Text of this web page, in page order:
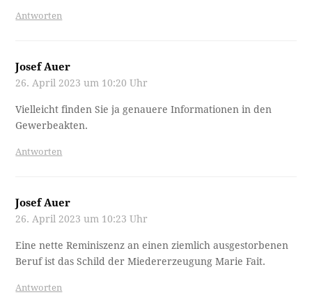
Antworten
Josef Auer
26. April 2023 um 10:20 Uhr
Vielleicht finden Sie ja genauere Informationen in den
Gewerbeakten.
Antworten
Josef Auer
26. April 2023 um 10:23 Uhr
Eine nette Reminiszenz an einen ziemlich ausgestorbenen
Beruf ist das Schild der Miedererzeugung Marie Fait.
Antworten